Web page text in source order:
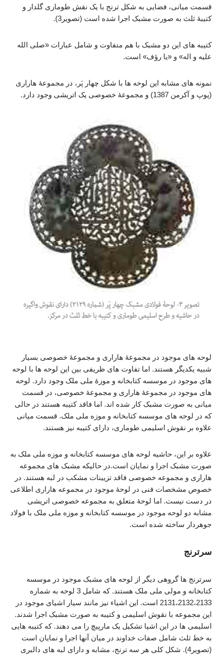
قسمت میانی، فضایی به شکل ترنج با یک نقش طوماری گلدار و
کتیبۀ ثلث به صورت مشبک اجرا شده است (تصویر3).
کتیبه های این دو مشبک با هم متفاوت و شامل عبارات «صلی الله
علیه و اله» و «یا رؤف» است.
نمونه های مشابه این لوحه ها با شکل چهار پَر، در مجموعۀ هاراری
(پوپ و آکرمن 1387) و مجموعۀ خصوصی یک اتریشی وجود دارد.
لوحه های موجود در مجموعۀ هاراری و مجموعۀ خصوصی بسیار
شبیه یکدیگر هستند. اما تفاوت های ظریفی بین این لوحه ها با لوحه
های موجود در موسسه کتابخانه و موزۀ ملی ملک وجود دارد. لوحه
های موجود در مجموعۀ هاراری و مجموعۀ خصوصی، در قسمت
میانی به صورت مشبک کار شده اند. اما فاقد کتیبه هستند در حالی
که در لوحه های موسسه کتابخانه و موزه ملی ملک. قسمت میانی
علاوه بر نقوش اسلیمی طوماری، دارای کتیبه نیز هستند.
علاوه بر این، حاشیه لوحه های موسسه کتابخانه و موزه ملی ملک به
صورت مشبک اجرا و نمایان است.در حالیکه مشبک های مجموعه
هاراری و مجموعه خصوصی فاقد تزیینات مشکب در لبه هستند. در
خصوص مشخصات فنی در لوحۀ موجود در مجموعه هاراری اطلاعی
در دست نیست. اما لوحۀ متعلق به مجموعه خصوصی اتریشی
مشابه دو لوحه موجود در موسسه کتابخانه و موزه ملی ملک با فولاد
جوهردار ساخته شده است.
سرترنج
سرترنج ها گروهی دیگر از لوحه های مشبک موجود در موسسه
کتابخانه و مولی ملی ملک هستند. که شامل 3 لوحه به شماره
2131،2132،2133 است. این اشیاء نیز مانند سیار اشیای موجود در
این مجموعه با نقوش اسلیمی و کتیبه به صورت مشبک اجرا شدند.
اسلیمی ها در این اشیا تشکیل یک مارپیچ را می دهند. که کتیبه هایی
به خط ثلث شامل صفات خداوند در میان آنها اجرا و نمایان است
(تصویر4). شکل کلی هر سه ترنج، مشابه و دارای لبه های دالبری